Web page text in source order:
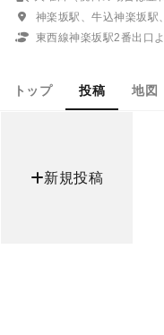
神楽坂駅、牛込神楽坂駅
東西線神楽坂駅2番出口
トップ 投稿 地図
新規投稿